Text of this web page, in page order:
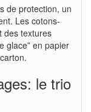
de protection, un
Les cotons-
des textures
glace” en papier
le trio